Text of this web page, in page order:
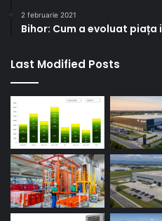
2 februarie 2021
Bihor: Cum a evoluat
Last Modified Posts